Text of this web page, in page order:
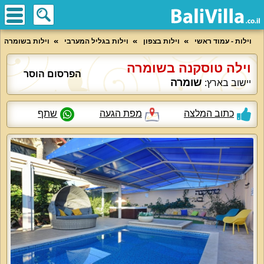
וילות - עמוד ראשי וילות בצפון וילות בגליל המערבי וילות בשומרה
וילה טוסקנה בשומרה
יישוב בארץ: שומרה
הפרסום הוסר
כתוב המלצה מפת הגעה שתף